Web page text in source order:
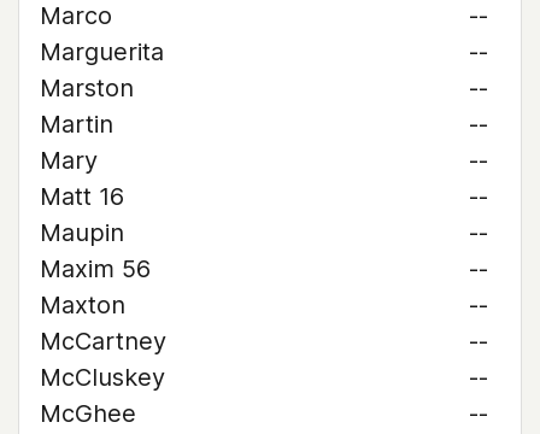
Marco
--
Marguerita
--
Marston
--
Martin
--
Mary
--
Matt 16
--
Maupin
--
Maxim 56
--
Maxton
--
McCartney
--
McCluskey
--
McGhee
--